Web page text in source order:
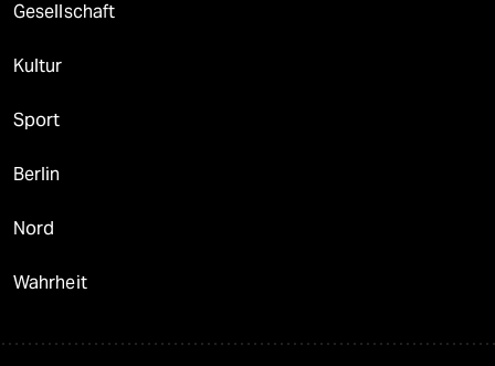
Gesellschaft
Kultur
Sport
Berlin
Nord
Wahrheit